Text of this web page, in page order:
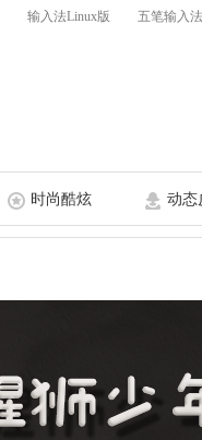
输入法Linux版 五笔输入法
时尚酷炫 动态